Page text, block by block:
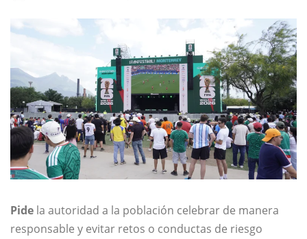
Pide la autoridad a la población celebrar de manera
responsable y evitar retos o conductas de riesgo